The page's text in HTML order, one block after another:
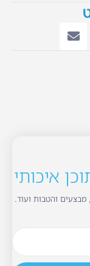
איכותי
והטבות ועוד.